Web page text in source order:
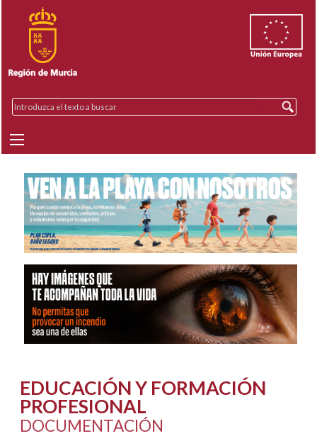
EDUCACIÓN Y FORMACIÓN
PROFESIONAL
DOCUMENTACIÓN